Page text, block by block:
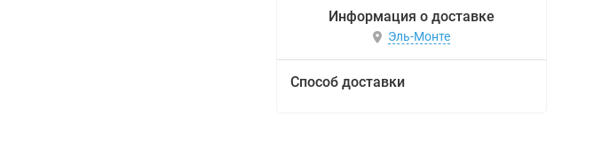
Информация о доставке
Эль-Монте
Способ доставки